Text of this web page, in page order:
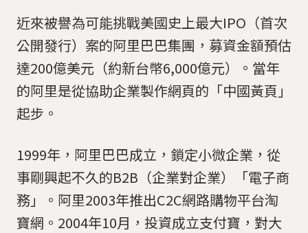
近來被譽為可能挑戰美國史上最大IPO（首次
公開發行）案的阿里巴巴集團，募資金額預估
達200億美元（約新台幣6,000億元）。當年
的阿里是從協助企業製作網頁的「中國黃頁」
起步。
1999年，阿里巴巴成立，鎖定小微企業，從
事剛興起不久的B2B（企業對企業）「電子商
務」。阿里2003年推出C2C網路購物平台淘
寶網。2004年10月，投資成立支付寶，對大